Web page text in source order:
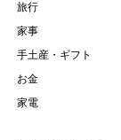
旅行
家事
手土産・ギフト
お金
家電